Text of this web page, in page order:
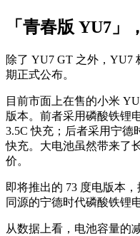
「青春版 YU7」
除了 YU7 GT 之外，YU7
期正式公布。
目前市面上在售的小米
版本。前者采用磷酸铁锂
3.5C 快充；后者采用宁德
快充。大电池虽然带来了
价。
即将推出的 73 度电版本
同源的宁德时代磷酸铁锂
从数据上看，电池容量的